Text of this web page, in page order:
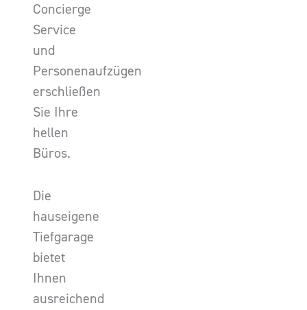
Concierge
Service
und
Personenaufzügen
erschließen
Sie Ihre
hellen
Büros.
Die
hauseigene
Tiefgarage
bietet
Ihnen
ausreichend